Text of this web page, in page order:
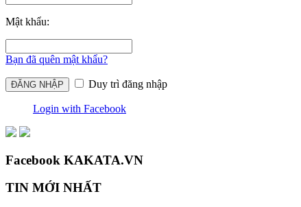
Mật khẩu:
Bạn đã quên mật khẩu?
Duy trì đăng nhập
Login with Facebook
Facebook KAKATA.VN
TIN MỚI NHẤT